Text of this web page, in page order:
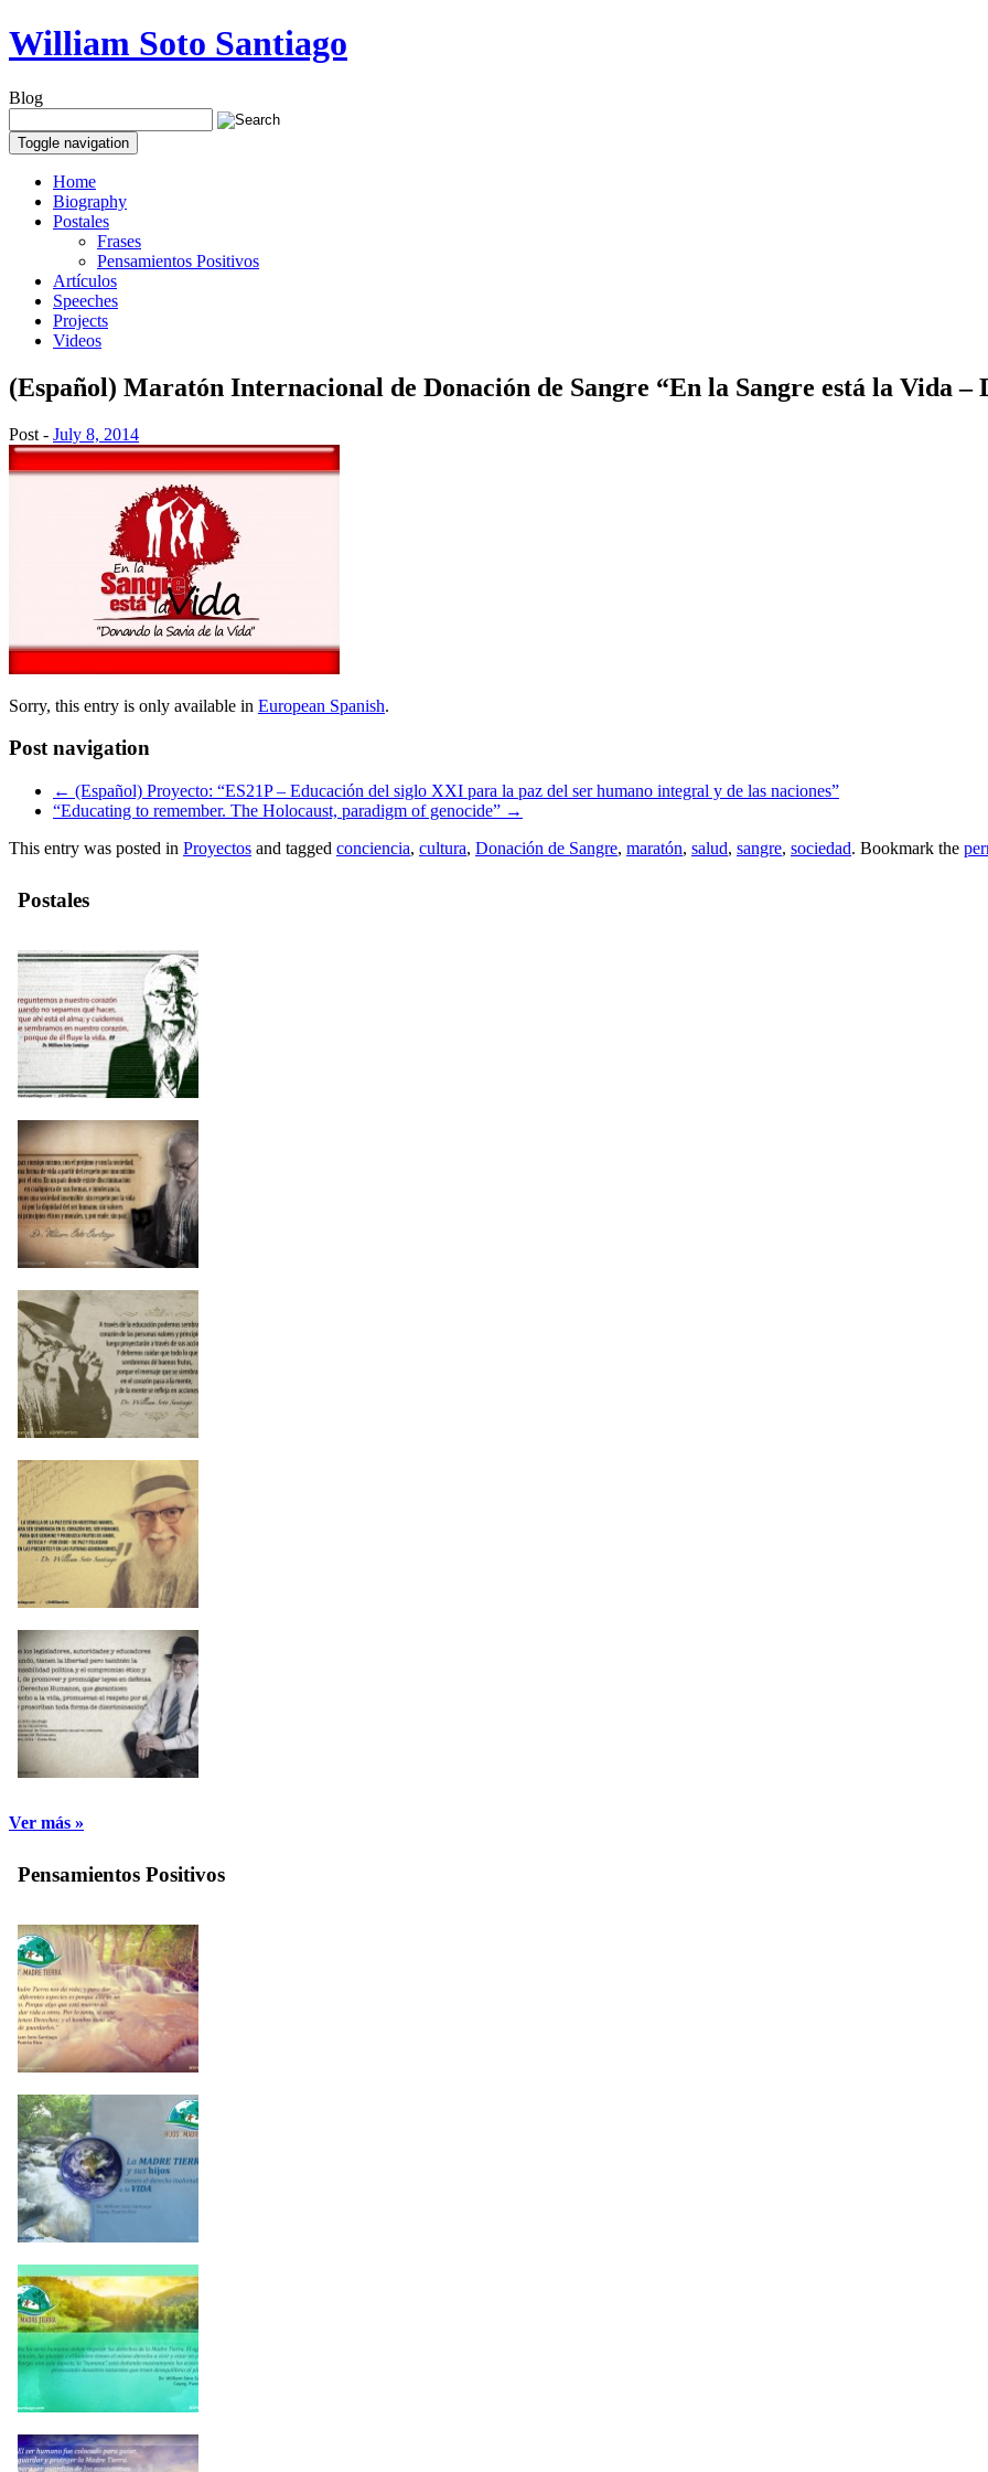
William Soto Santiago
Blog
Toggle navigation
Home
Biography
Postales
Frases
Pensamientos Positivos
Artículos
Speeches
Projects
Videos
(Español) Maratón Internacional de Donación de Sangre “En la Sangre está la Vida –
Post - July 8, 2014
Sorry, this entry is only available in European Spanish.
Post navigation
← (Español) Proyecto: “ES21P – Educación del siglo XXI para la paz del ser humano integral y de las naciones”
“Educating to remember. The Holocaust, paradigm of genocide” →
This entry was posted in Proyectos and tagged conciencia, cultura, Donación de Sangre, maratón, salud, sangre, sociedad. Bookmark the
Postales
Ver más »
Pensamientos Positivos